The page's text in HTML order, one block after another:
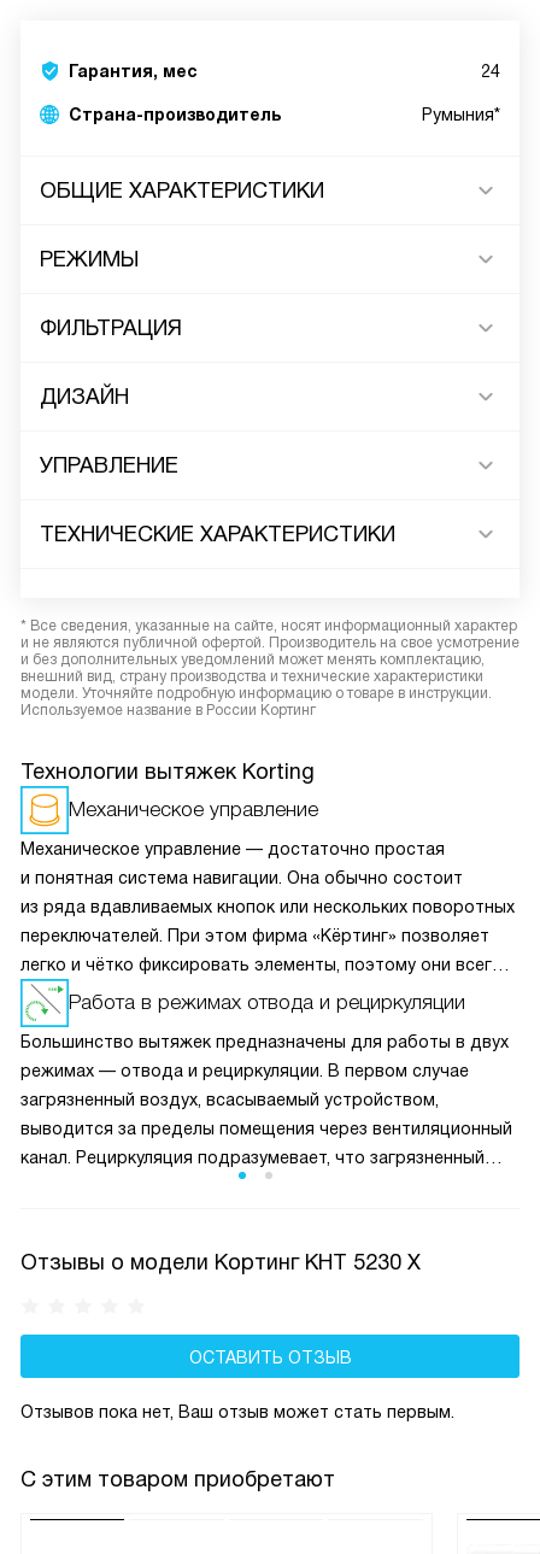
Гарантия, мес 24
Страна-производитель Румыния*
ОБЩИЕ ХАРАКТЕРИСТИКИ
РЕЖИМЫ
ФИЛЬТРАЦИЯ
ДИЗАЙН
УПРАВЛЕНИЕ
ТЕХНИЧЕСКИЕ ХАРАКТЕРИСТИКИ
* Все сведения, указанные на сайте, носят информационный характер
и не являются публичной офертой. Производитель на свое усмотрение
и без дополнительных уведомлений может менять комплектацию,
внешний вид, страну производства и технические характеристики
модели. Уточняйте подробную информацию о товаре в инструкции.
Используемое название в России Кортинг
Технологии вытяжек Korting
Механическое управление
Механическое управление — достаточно простая
и понятная система навигации. Она обычно состоит
из ряда вдавливаемых кнопок или нескольких поворотных
переключателей. При этом фирма «Кёртинг» позволяет
легко и чётко фиксировать элементы, поэтому они всегда
выставляют нужное значение с тем шагом, который
подразумевает конкретная модель техники.
Работа в режимах отвода и рециркуляции
Большинство вытяжек предназначены для работы в двух
режимах — отвода и рециркуляции. В первом случае
загрязненный воздух, всасываемый устройством,
выводится за пределы помещения через вентиляционный
канал. Рециркуляция подразумевает, что загрязненный
Отзывы о модели Кортинг KHT 5230 X
ОСТАВИТЬ ОТЗЫВ
Отзывов пока нет, Ваш отзыв может стать первым.
С этим товаром приобретают